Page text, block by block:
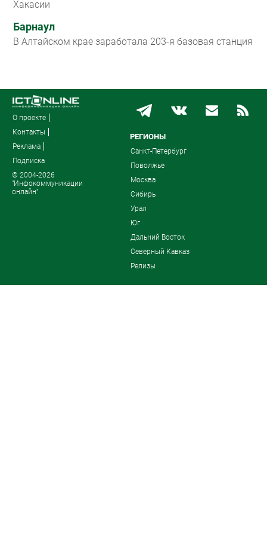
Хакасии
Барнаул
В Алтайском крае заработала 203-я базовая станция
О проекте
Контакты
Реклама
Подписка
© 2004-2026
"Инфокоммуникации
онлайн"
РЕГИОНЫ
Санкт-Петербург
Поволжье
Москва
Сибирь
Урал
Юг
Дальний Восток
Северный Кавказ
Релизы